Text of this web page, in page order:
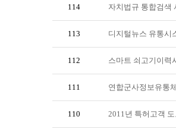
114 자치법규 통합검색
113 디지털뉴스 유통시
112 스마트 쇠고기이력
111 연합군사정보유통
110 2011년 특허고객